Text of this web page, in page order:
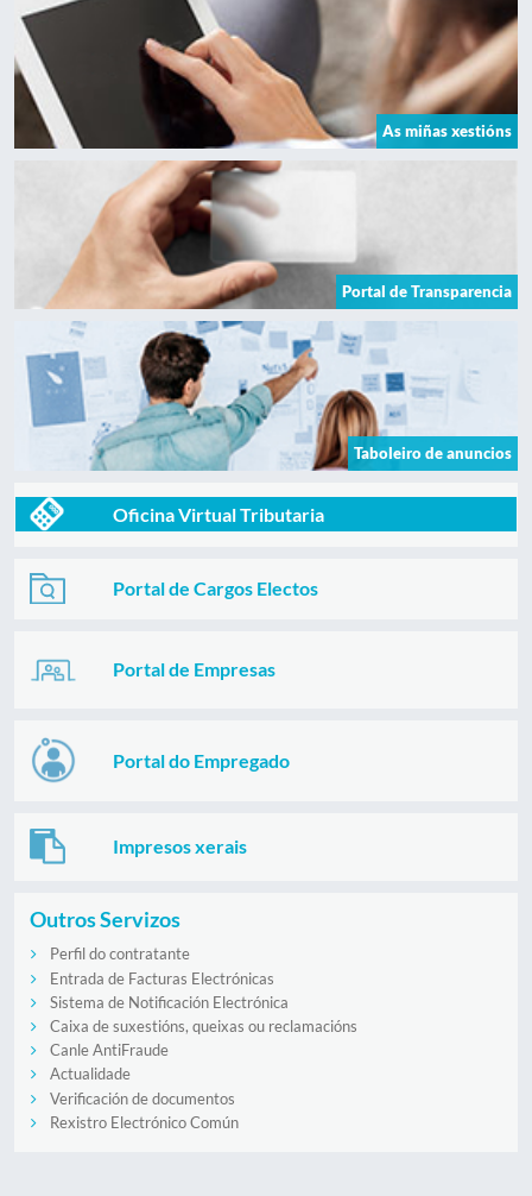
As miñas xestións
Portal de Transparencia
Taboleiro de anuncios
Oficina Virtual Tributaria
Portal de Cargos Electos
Portal de Empresas
Portal do Empregado
Impresos xerais
Outros Servizos
Perfil do contratante
Entrada de Facturas Electrónicas
Sistema de Notificación Electrónica
Caixa de suxestións, queixas ou reclamacións
Canle AntiFraude
Actualidade
Verificación de documentos
Rexistro Electrónico Común